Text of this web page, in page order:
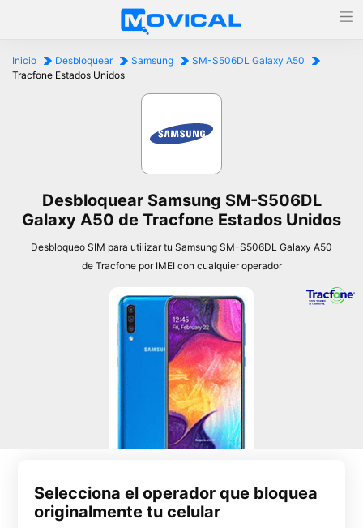
Inicio Desbloquear Samsung
SM-S506DL Galaxy A50
Tracfone Estados Unidos
Desbloquear Samsung SM-S506DL
Galaxy A50 de Tracfone Estados Unidos
Desbloqueo SIM para utilizar tu Samsung SM-S506DL Galaxy A50
de Tracfone por IMEI con cualquier operador
Selecciona el operador que bloquea
originalmente tu celular